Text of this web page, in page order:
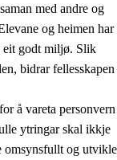
med andre og
og heimen har
eit godt miljø. Slik
bidrar fellesskapen
å vareta personvern
ytringar skal ikkje
omsynsfullt og utvikle